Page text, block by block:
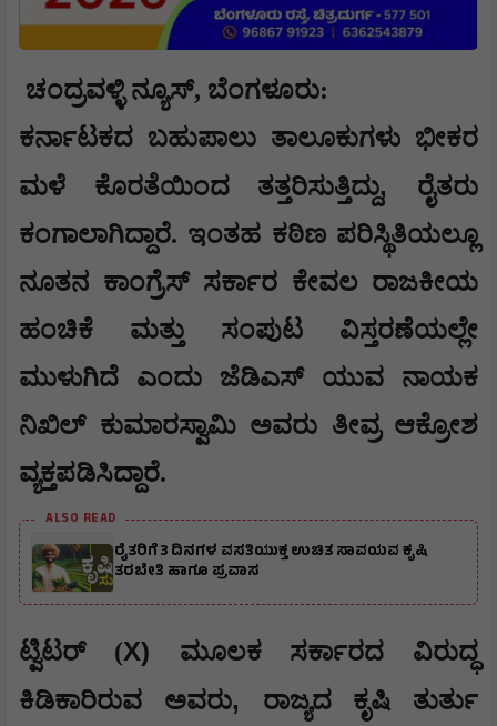
ಚಂದ್ರವಳ್ಳಿ ನ್ಯೂಸ್, ಬೆಂಗಳೂರು:
ಕರ್ನಾಟಕದ ಬಹುಪಾಲು ತಾಲೂಕುಗಳು ಭೀಕರ
ಮಳೆ ಕೊರತೆಯಿಂದ ತತ್ತರಿಸುತ್ತಿದ್ದು, ರೈತರು
ಕಂಗಾಲಾಗಿದ್ದಾರೆ. ಇಂತಹ ಕಠಿಣ ಪರಿಸ್ಥಿತಿಯಲ್ಲೂ
ನೂತನ ಕಾಂಗ್ರೆಸ್ ಸರ್ಕಾರ ಕೇವಲ ರಾಜಕೀಯ
ಹಂಚಿಕೆ ಮತ್ತು ಸಂಪುಟ ವಿಸ್ತರಣೆಯಲ್ಲೇ
ಮುಳುಗಿದೆ ಎಂದು ಜೆಡಿಎಸ್ ಯುವ ನಾಯಕ
ನಿಖಿಲ್ ಕುಮಾರಸ್ವಾಮಿ ಅವರು ತೀವ್ರ ಆಕ್ರೋಶ
ವ್ಯಕ್ತಪಡಿಸಿದ್ದಾರೆ.
ALSO READ
ರೈತರಿಗೆ 3 ದಿನಗಳ ವಸತಿಯುಕ್ತ ಉಚಿತ ಸಾವಯವ ಕೃಷಿ
ತರಬೇತಿ ಹಾಗೂ ಪ್ರವಾಸ
​ಟ್ವಿಟರ್ (X) ಮೂಲಕ ಸರ್ಕಾರದ ವಿರುದ್ಧ
ಕಿಡಿಕಾರಿರುವ ಅವರು, ರಾಜ್ಯದ ಕೃಷಿ ತುರ್ತು